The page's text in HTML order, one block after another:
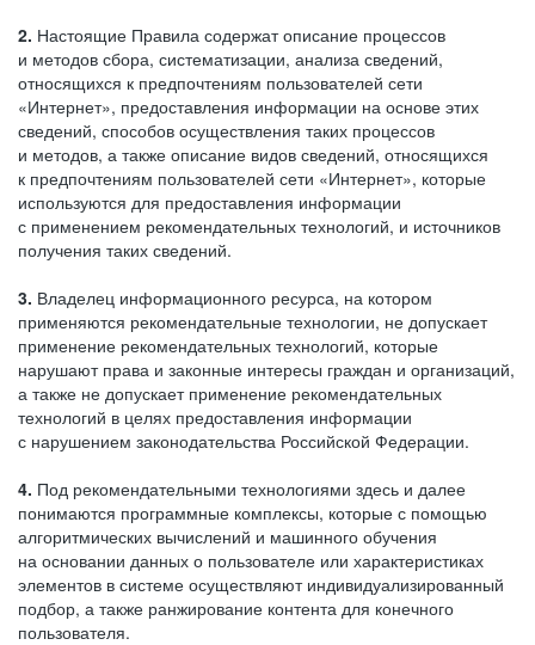
2. Настоящие Правила содержат описание процессов
и методов сбора, систематизации, анализа сведений,
относящихся к предпочтениям пользователей сети
«Интернет», предоставления информации на основе этих
сведений, способов осуществления таких процессов
и методов, а также описание видов сведений, относящихся
к предпочтениям пользователей сети «Интернет», которые
используются для предоставления информации
с применением рекомендательных технологий, и источников
получения таких сведений.
3. Владелец информационного ресурса, на котором
применяются рекомендательные технологии, не допускает
применение рекомендательных технологий, которые
нарушают права и законные интересы граждан и организаций,
а также не допускает применение рекомендательных
технологий в целях предоставления информации
с нарушением законодательства Российской Федерации.
4. Под рекомендательными технологиями здесь и далее
понимаются программные комплексы, которые с помощью
алгоритмических вычислений и машинного обучения
на основании данных о пользователе или характеристиках
элементов в системе осуществляют индивидуализированный
подбор, а также ранжирование контента для конечного
пользователя.